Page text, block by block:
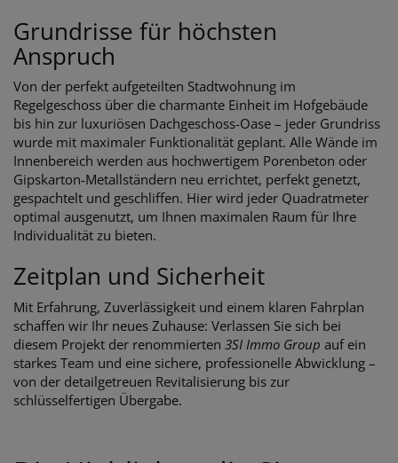
Grundrisse für höchsten
Anspruch
Von der perfekt aufgeteilten Stadtwohnung im
Regelgeschoss über die charmante Einheit im Hofgebäude
bis hin zur luxuriösen Dachgeschoss-Oase – jeder Grundriss
wurde mit maximaler Funktionalität geplant. Alle Wände im
Innenbereich werden aus hochwertigem Porenbeton oder
Gipskarton-Metallständern neu errichtet, perfekt genetzt,
gespachtelt und geschliffen. Hier wird jeder Quadratmeter
optimal ausgenutzt, um Ihnen maximalen Raum für Ihre
Individualität zu bieten.
Zeitplan und Sicherheit
Mit Erfahrung, Zuverlässigkeit und einem klaren Fahrplan
schaffen wir Ihr neues Zuhause: Verlassen Sie sich bei
diesem Projekt der renommierten 3SI Immo Group auf ein
starkes Team und eine sichere, professionelle Abwicklung –
von der detailgetreuen Revitalisierung bis zur
schlüsselfertigen Übergabe.